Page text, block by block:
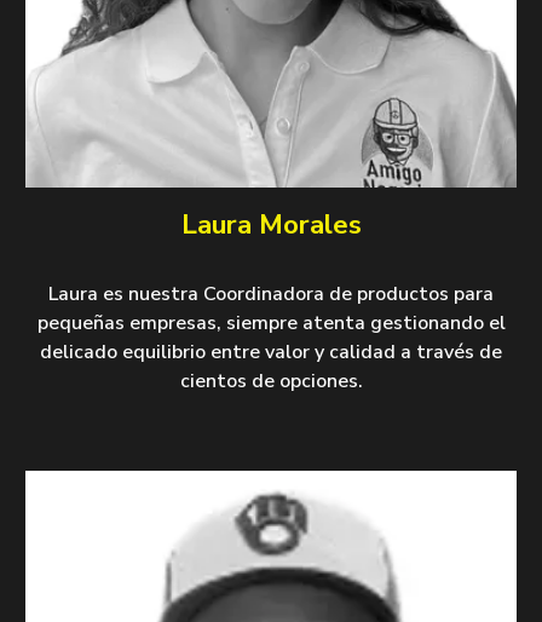
Laura Morales
Laura es nuestra Coordinadora de productos para
pequeñas empresas, siempre atenta gestionando el
delicado equilibrio entre valor y calidad a través de
cientos de opciones.